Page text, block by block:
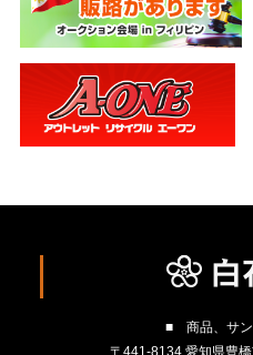
■ 商品、サン
〒441-8134 愛知県豊